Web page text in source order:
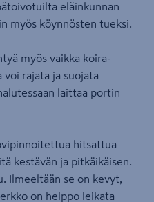
eläinkunnan
myös köynnösten tueksi.
myös vaikka koira-
rajata ja suojata
laittaa portin
hitsattua
kestävän ja pitkäikäisen.
Ilmeeltään se on kevyt,
on helppo leikata